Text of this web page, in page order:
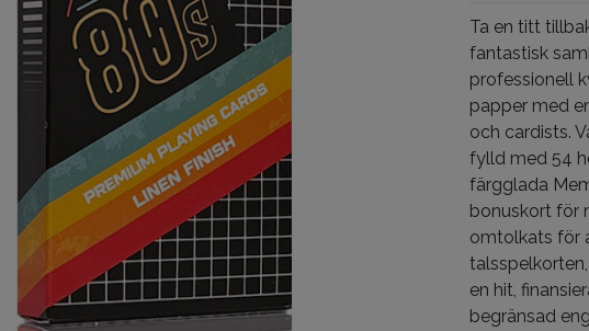
Ta en titt
fantastisk
professionell
papper med
och cardists.
fylld med 54
färgglada
bonuskort för
omtolkats för
en hit,
begränsad